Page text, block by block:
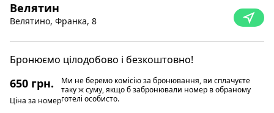
Велятин
Велятино, Франка, 8
Бронюємо цілодобово і безкоштовно!
650 грн.
Ціна за номер
Ми не беремо комісію за бронювання, ви сплачуєте
таку ж суму, якщо б забронювали номер в обраному
готелі особисто.